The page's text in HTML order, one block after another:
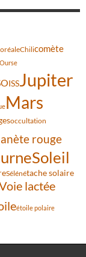
Chilicomète
ISSJupiter
Mars
occultation
rouge
Soleil
Sélénétache solaire
lactée
étoile polaire